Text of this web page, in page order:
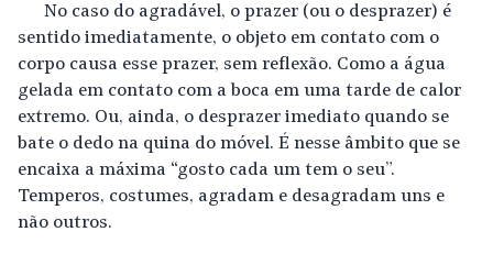
No caso do agradável, o prazer (ou o desprazer) é
sentido imediatamente, o objeto em contato com o
corpo causa esse prazer, sem reflexão. Como a água
gelada em contato com a boca em uma tarde de calor
extremo. Ou, ainda, o desprazer imediato quando se
bate o dedo na quina do móvel. É nesse âmbito que se
encaixa a máxima “gosto cada um tem o seu”.
Temperos, costumes, agradam e desagradam uns e
não outros.